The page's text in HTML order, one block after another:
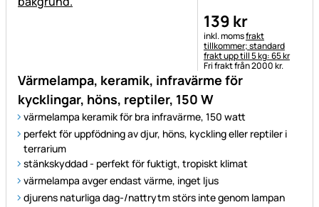
Värmelampa, keramik, infravärme för
kycklingar, höns, reptiler, 150 W
värmelampa keramik för bra infravärme, 150 watt
perfekt för uppfödning av djur, höns, kyckling eller reptiler i
terrarium
stänkskyddad - perfekt för fuktigt, tropiskt klimat
värmelampa avger endast värme, inget ljus
djurens naturliga dag-/nattrytm störs inte genom lampan
139 kr
Skatteinformation:
inkl. momsfrakt
tillkommer; standard
frakt upp till 5 kg: 65 kr
Fri frakt från 2000 kr.